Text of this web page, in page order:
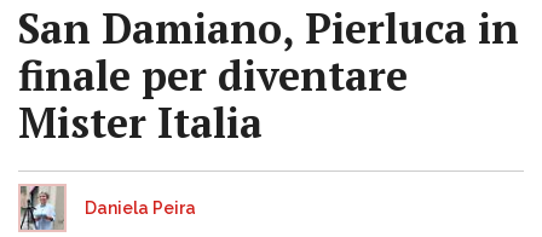
San Damiano, Pierluca in
finale per diventare
Mister Italia
Daniela Peira